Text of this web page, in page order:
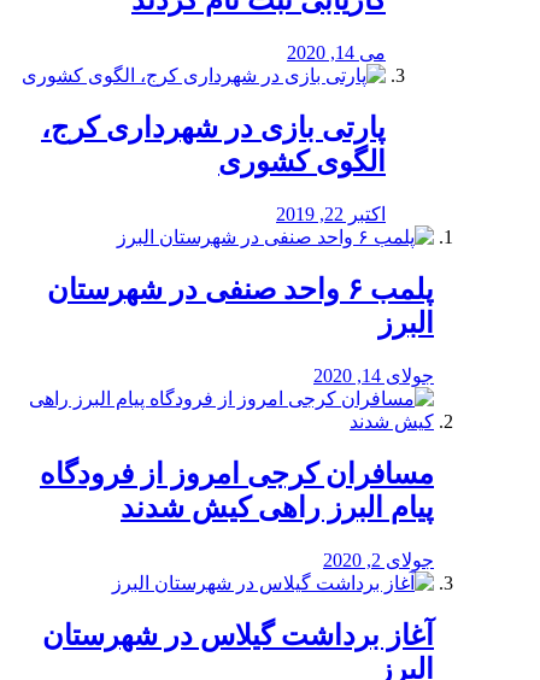
می 14, 2020
پارتی بازی در شهرداری کرج،
الگوی کشوری
اکتبر 22, 2019
پلمب ۶ واحد صنفی در شهرستان
البرز
جولای 14, 2020
مسافران کرجی امروز از فرودگاه
پیام البرز راهی کیش شدند
جولای 2, 2020
آغاز برداشت گیلاس در شهرستان
البرز